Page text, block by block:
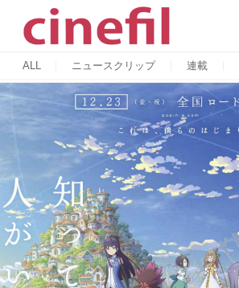
ALL ニュースクリップ 連載